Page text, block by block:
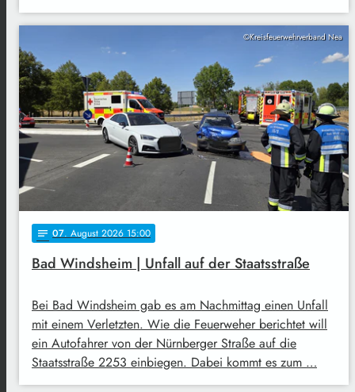
©Kreisfeuerwehrverband Nea
notes 07. August 2026 15:00
Bad Windsheim | Unfall auf der Staatsstraße
Bei Bad Windsheim gab es am Nachmittag einen Unfall
mit einem Verletzten. Wie die Feuerweher berichtet will
ein Autofahrer von der Nürnberger Straße auf die
Staatsstraße 2253 einbiegen. Dabei kommt es zum …